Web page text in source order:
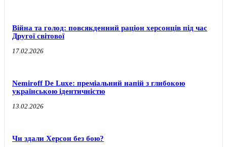
Війна та голод: повсякденний раціон херсонців під час
Другої світової
17.02.2026
Nemiroff De Luxe: преміальний напій з глибокою
українською ідентичністю
13.02.2026
Чи здали Херсон без бою?